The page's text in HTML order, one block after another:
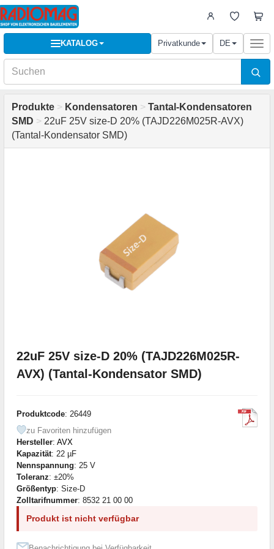
KATALOG Privatkunde DE
Produkte > Kondensatoren > Tantal-Kondensatoren
SMD > 22uF 25V size-D 20% (TAJD226M025R-AVX)
(Tantal-Kondensator SMD)
22uF 25V size-D 20% (TAJD226M025R-
AVX) (Tantal-Kondensator SMD)
Produktcode: 26449
zu Favoriten hinzufügen
Hersteller: AVX
Kapazität: 22 µF
Nennspannung: 25 V
Toleranz: ±20%
Größentyp: Size-D
Zolltarifnummer: 8532 21 00 00
Produkt ist nicht verfügbar